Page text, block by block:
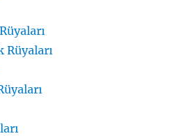
Rüyaları